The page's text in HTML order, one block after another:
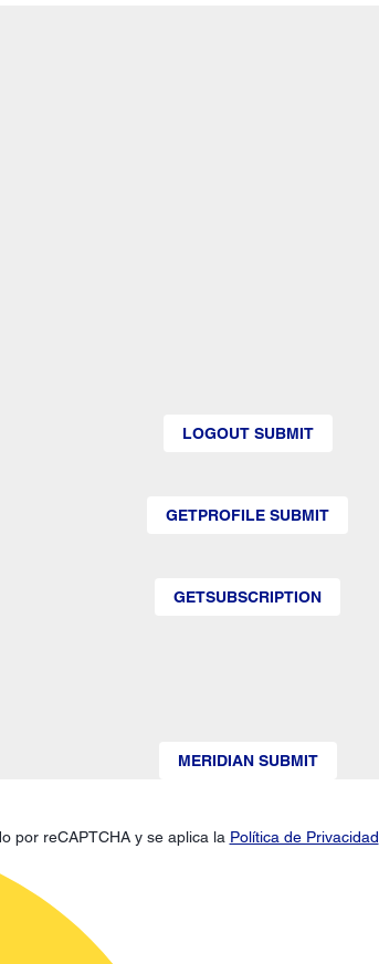
LOGOUT SUBMIT
GETPROFILE SUBMIT
GETSUBSCRIPTION
MERIDIAN SUBMIT
por reCAPTCHA y se aplica la Política de Privacidad